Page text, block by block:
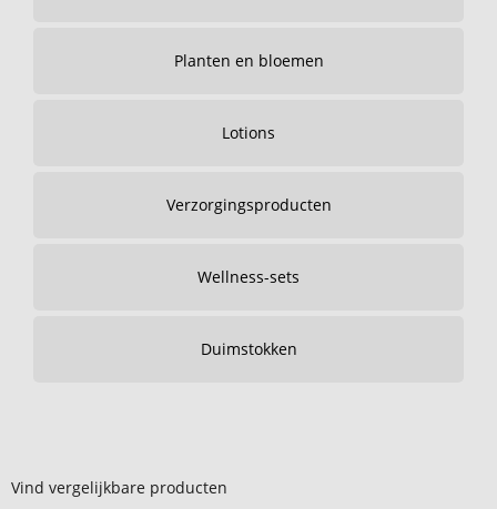
Planten en bloemen
Lotions
Verzorgingsproducten
Wellness-sets
Duimstokken
Vind vergelijkbare producten